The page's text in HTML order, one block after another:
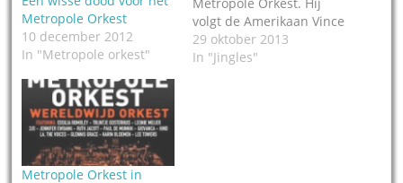
Metropole Orkest
10 december 2012
In "Metropole orkest"
Metropole Orkest. Hij
volgt de Amerikaan Vince
Mendoza op, die eerder
dit jaar om 'persoonlijke
29 oktober 2013
In "Jingles"
Metropole Orkest in